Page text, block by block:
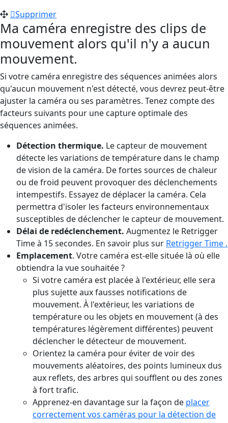
Supprimer
Ma caméra enregistre des clips de
mouvement alors qu'il n'y a aucun
mouvement.
Si votre caméra enregistre des séquences animées alors
qu'aucun mouvement n'est détecté, vous devrez peut-être
ajuster la caméra ou ses paramètres. Tenez compte des
facteurs suivants pour une capture optimale des
séquences animées.
Détection thermique. Le capteur de mouvement
détecte les variations de température dans le champ
de vision de la caméra. De fortes sources de chaleur
ou de froid peuvent provoquer des déclenchements
intempestifs. Essayez de déplacer la caméra. Cela
permettra d'isoler les facteurs environnementaux
susceptibles de déclencher le capteur de mouvement.
Délai de redéclenchement. Augmentez le Retrigger
Time à 15 secondes. En savoir plus sur Retrigger Time .
Emplacement. Votre caméra est-elle située là où elle
obtiendra la vue souhaitée ?
Si votre caméra est placée à l'extérieur, elle sera
plus sujette aux fausses notifications de
mouvement. À l'extérieur, les variations de
température ou les objets en mouvement (à des
températures légèrement différentes) peuvent
déclencher le détecteur de mouvement.
Orientez la caméra pour éviter de voir des
mouvements aléatoires, des points lumineux dus
aux reflets, des arbres qui soufflent ou des zones
à fort trafic.
Apprenez-en davantage sur la façon de placer
correctement vos caméras pour la détection de